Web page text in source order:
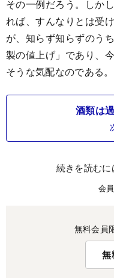
その一例だろう。しか
れば、すんなりとは受
が、知らず知らずのう
製の値上げ」であり、
そうな気配なのである。
酒類は
続きを読むに
会
無料会員
無